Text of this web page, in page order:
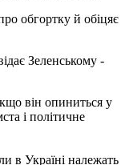
обгортку й обіцяє
Зеленському -
він опиниться у
і політичне
в Україні належать